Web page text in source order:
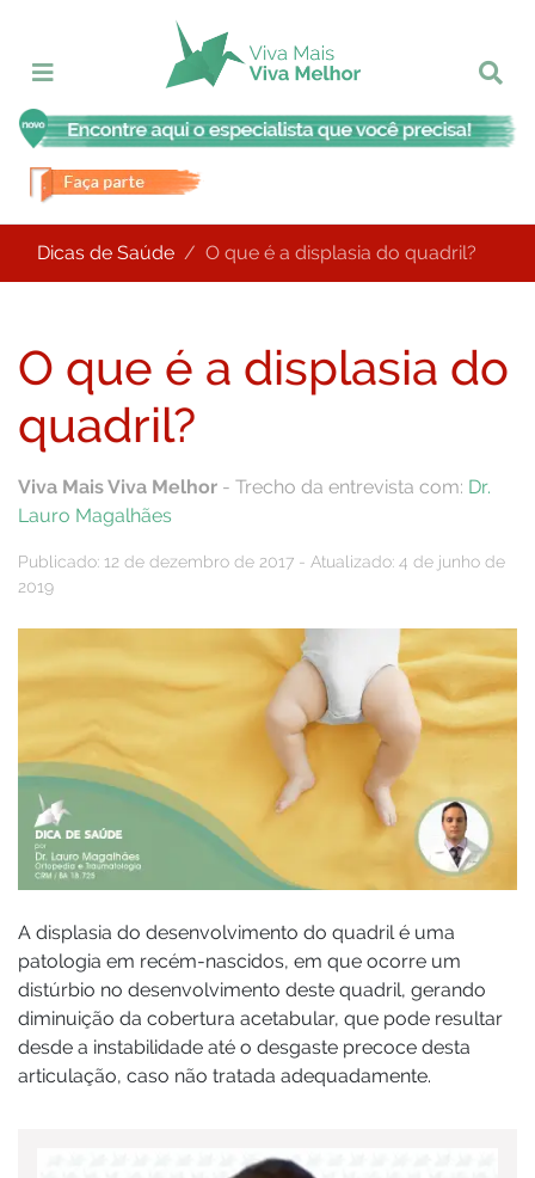
Dicas de Saúde O que é a displasia do quadril?
O que é a displasia do
quadril?
Viva Mais Viva Melhor - Trecho da entrevista com: Dr.
Lauro Magalhães
Publicado: 12 de dezembro de 2017 - Atualizado: 4 de junho de
2019
A displasia do desenvolvimento do quadril é uma
patologia em recém-nascidos, em que ocorre um
distúrbio no desenvolvimento deste quadril, gerando
diminuição da cobertura acetabular, que pode resultar
desde a instabilidade até o desgaste precoce desta
articulação, caso não tratada adequadamente.